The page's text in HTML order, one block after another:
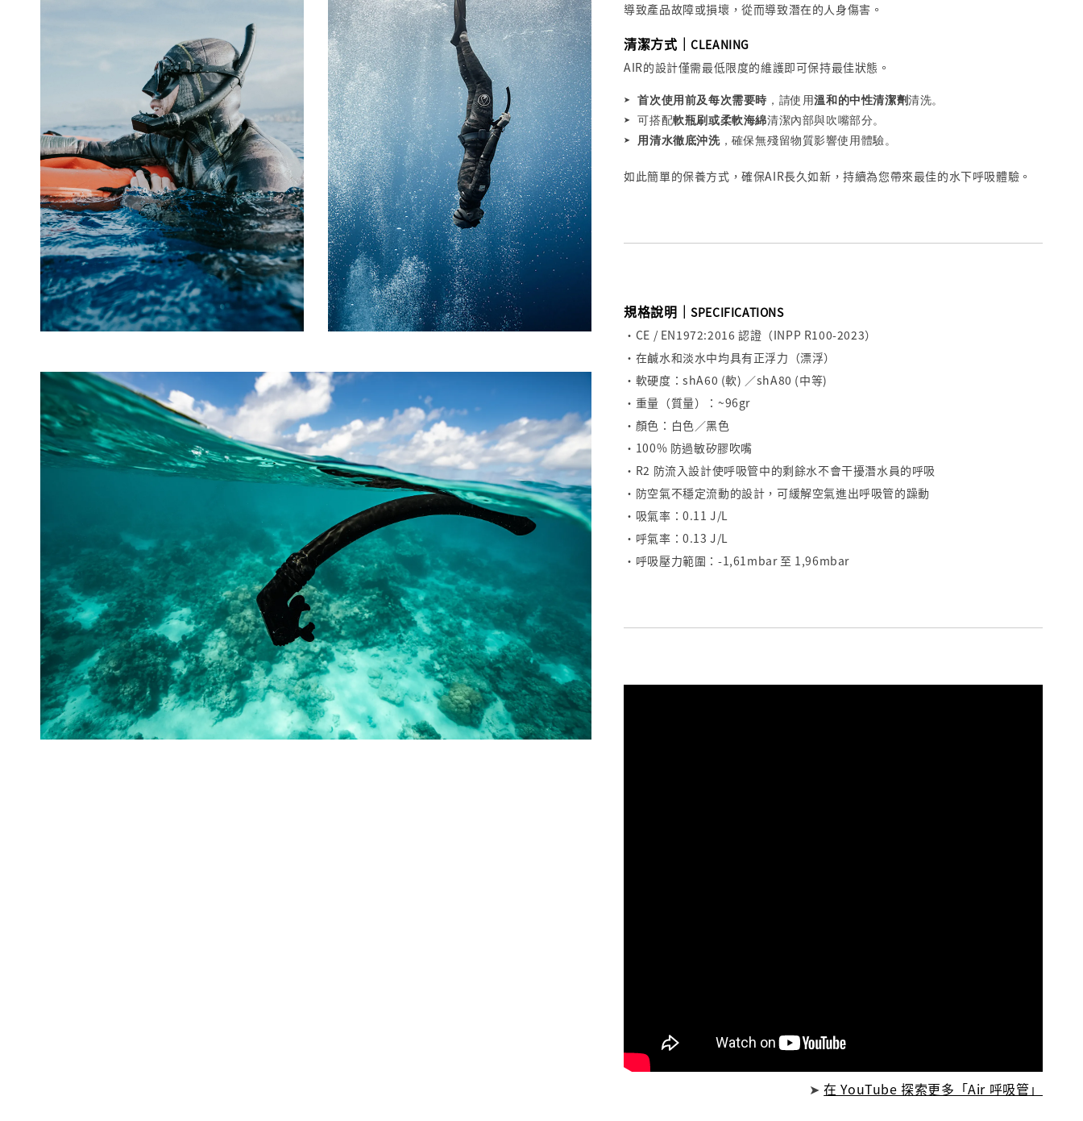
導致產品故障或損壞，從而導致潛在的人身傷害。
清潔方式｜CLEANING
AIR的設計僅需最低限度的維護即可保持最佳狀態。
➤ 首次使用前及每次需要時 ，請使用溫和的中性清潔劑清洗。
➤ 可搭配軟瓶刷或柔軟海綿清潔內部與吹嘴部分。
➤ 用清水徹底沖洗，確保無殘留物質影響使用體驗。
如此簡單的保養方式，確保AIR長久如新，持續為您帶來最佳的水下呼吸體驗。
規格說明｜SPECIFICATIONS
・CE / EN1972:2016 認證（INPP R100-2023）
・在鹹水和淡水中均具有正浮力（漂浮）
・軟硬度：shA60 (軟) ／shA80 (中等)
・重量（質量）：~96gr
・顏色：白色／黑色
・100% 防過敏矽膠吹嘴
・R2 防流入設計使呼吸管中的剩餘水不會干擾潛水員的呼吸
・防空氣不穩定流動的設計，可緩解空氣進出呼吸管的躁動
・吸氣率：0.11 J/L
・呼氣率：0.13 J/L
・呼吸壓力範圍：-1,61mbar 至 1,96mbar
➤在 YouTube 探索更多「Air 呼吸管」